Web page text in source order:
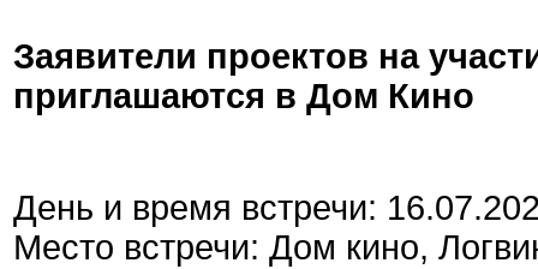
Заявители проектов на
приглашаются в Дом Кино
День и время встречи:
Место встречи: Дом кино,